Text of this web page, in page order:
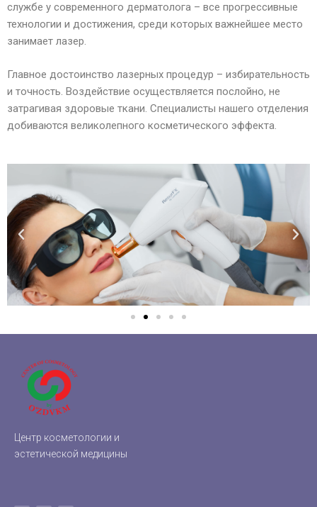
службе у современного дерматолога – все прогрессивные
технологии и достижения, среди которых важнейшее место
занимает лазер.
Главное достоинство лазерных процедур – избирательность
и точность. Воздействие осуществляется послойно, не
затрагивая здоровые ткани. Специалисты нашего отделения
добиваются великолепного косметического эффекта.
Центр косметологии и
эстетической медицины